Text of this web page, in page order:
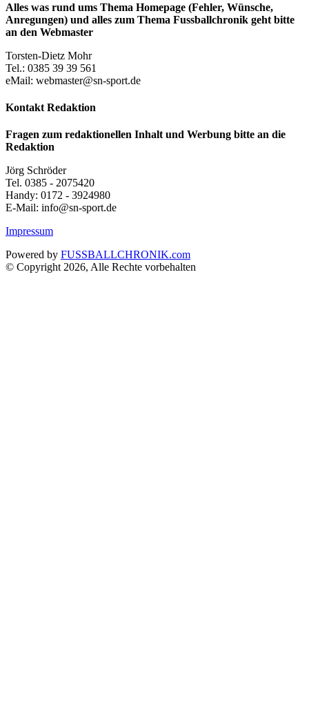
Alles was rund ums Thema Homepage (Fehler, Wünsche,
Anregungen) und alles zum Thema Fussballchronik geht bitte
an den Webmaster
Torsten-Dietz Mohr
Tel.: 0385 39 39 561
eMail: webmaster@sn-sport.de
Kontakt Redaktion
Fragen zum redaktionellen Inhalt und Werbung bitte an die
Redaktion
Jörg Schröder
Tel. 0385 - 2075420
Handy: 0172 - 3924980
E-Mail: info@sn-sport.de
Impressum
Powered by FUSSBALLCHRONIK.com
© Copyright 2026, Alle Rechte vorbehalten